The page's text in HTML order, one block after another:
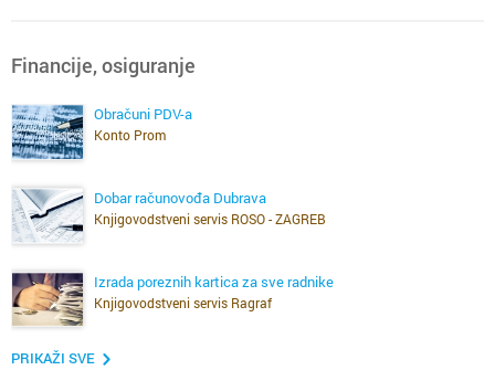
Financije, osiguranje
Obračuni PDV-a
Konto Prom
Dobar računovođa Dubrava
Knjigovodstveni servis ROSO - ZAGREB
Izrada poreznih kartica za sve radnike
Knjigovodstveni servis Ragraf
PRIKAŽI SVE